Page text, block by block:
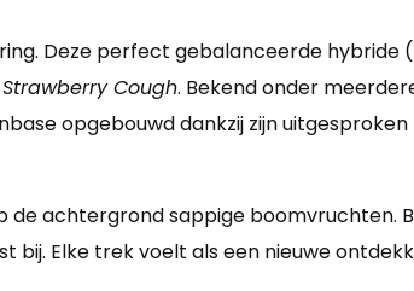
Deze perfect gebalanceerde hybride
Strawberry Cough. Bekend onder
opgebouwd dankzij zijn uitgesproken
de achtergrond sappige boomvruchten.
bij. Elke trek voelt als een nieuwe